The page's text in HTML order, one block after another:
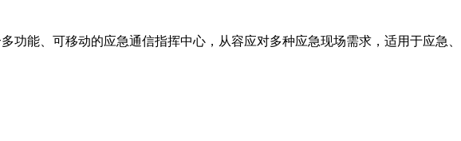
能、可移动的应急通信指挥中心，从容应对多种应急现场需求，适用于应急、